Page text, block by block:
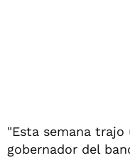
"Esta semana
gobernador del